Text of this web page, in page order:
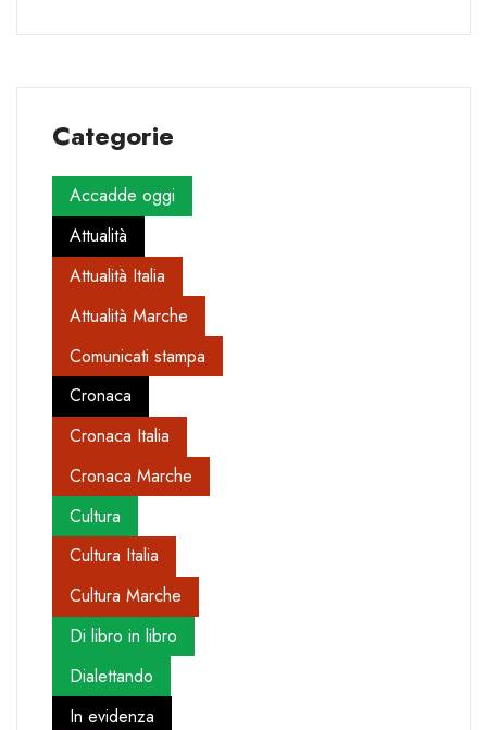
Categorie
Accadde oggi
Attualità
Attualità Italia
Attualità Marche
Comunicati stampa
Cronaca
Cronaca Italia
Cronaca Marche
Cultura
Cultura Italia
Cultura Marche
Di libro in libro
Dialettando
In evidenza